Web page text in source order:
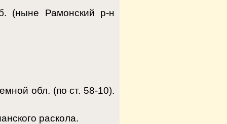
(ныне Рамонский р-н
обл. (по ст. 58-10).
раскола.